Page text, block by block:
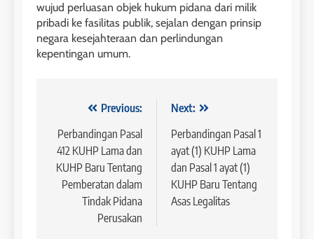
wujud perluasan objek hukum pidana dari milik
pribadi ke fasilitas publik, sejalan dengan prinsip
negara kesejahteraan dan perlindungan
kepentingan umum.
Navigasi
pos
Previous:
Perbandingan Pasal
412 KUHP Lama dan
KUHP Baru Tentang
Pemberatan dalam
Tindak Pidana
Perusakan
Next:
Perbandingan Pasal 1
ayat (1) KUHP Lama
dan Pasal 1 ayat (1)
KUHP Baru Tentang
Asas Legalitas